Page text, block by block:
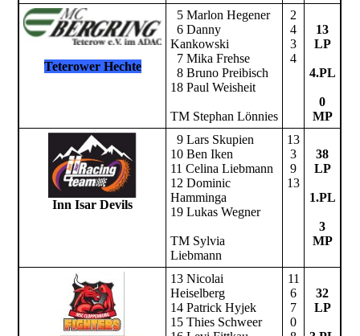
Teterower Hechte
5 Marlon Hegener
6 Danny
Kankowski
7 Mika Frehse
8 Bruno Preibisch
18 Paul Weisheit
TM Stephan Lönnies
2
4
3
4
13
LP
4.PL
0
MP
Inn Isar Devils
9 Lars Skupien
10 Ben Iken
11 Celina Liebmann
12 Dominic
Hamminga
19 Lukas Wegner
TM Sylvia
Liebmann
13
3
9
13
38
LP
1.PL
3
MP
13 Nicolai
Heiselberg
14 Patrick Hyjek
15 Thies Schweer
11
6
7
0
32
LP